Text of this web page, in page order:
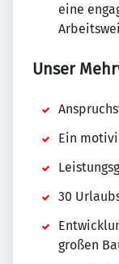
eine
Unser
Ein
30
großen